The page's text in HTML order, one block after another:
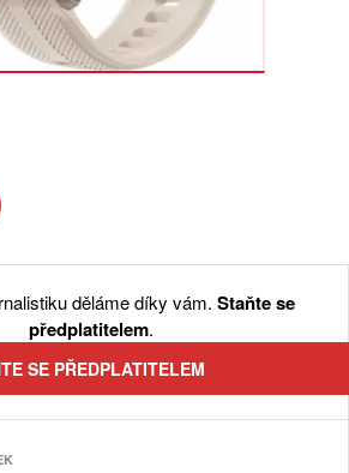
děláme díky vám. Staňte se
předplatitelem.
SE PŘEDPLATITELEM